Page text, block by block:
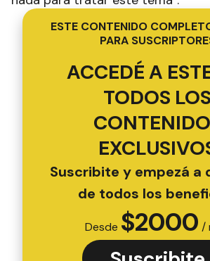
ESTE CONTENIDO
PARA
ACCEDÉ A
TODOS LOS
Suscribite y empezá a
de todos los
Desde $2000 /